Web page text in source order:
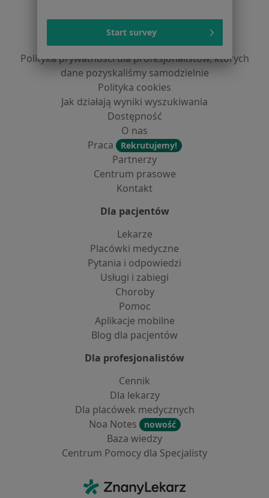
Polityka prywatności pacjentów
Polityka prywatności profesjonalistów
Polityka prywatności dla profesjonalistów, których
dane pozyskaliśmy samodzielnie
Polityka cookies
Jak działają wyniki wyszukiwania
Dostępność
O nas
Praca
Rekrutujemy!
Partnerzy
Centrum prasowe
Kontakt
Dla pacjentów
Lekarze
Placówki medyczne
Pytania i odpowiedzi
Usługi i zabiegi
Choroby
Pomoc
Aplikacje mobilne
Blog dla pacjentów
Dla profesjonalistów
Cennik
Dla lekarzy
Dla placówek medycznych
Noa Notes
nowość
Baza wiedzy
Centrum Pomocy dla Specjalisty
ZnanyLekarz - Strona główna
Start survey